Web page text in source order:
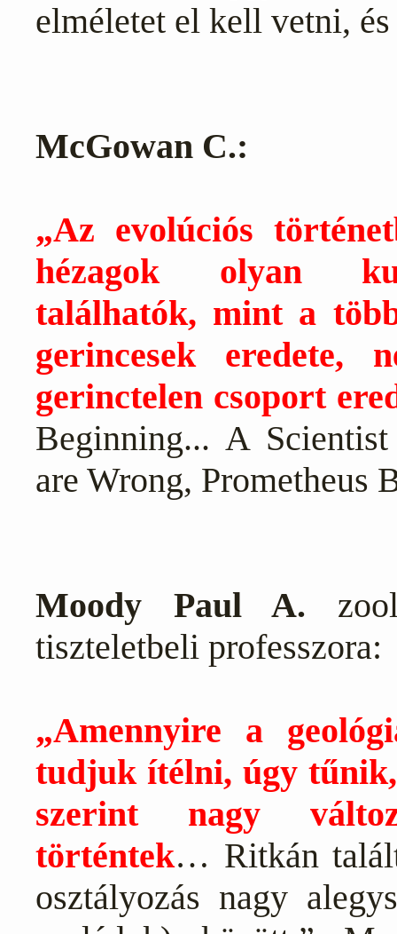
elméletet el kell vetni,
McGowan C.:
„Az evolúciós
hézagok olyan
találhatók, mint a
gerincesek eredete,
gerinctelen csoport
Beginning... A
are Wrong, Prometheus
Moody Paul A.
tiszteletbeli professzora:
„Amennyire a
tudjuk ítélni, úgy
szerint nagy
történtek… Ritkán
osztályozás nagy